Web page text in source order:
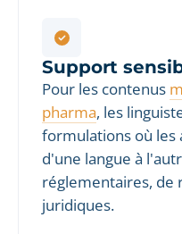
Support
Pour les contenus
pharma, les
formulations où les
d'une langue à
réglementaires, de
juridiques.